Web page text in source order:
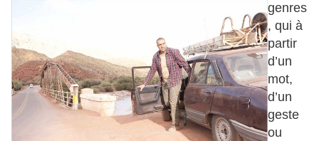
genres
, qui à
partir
d’un
mot,
d’un
geste
ou